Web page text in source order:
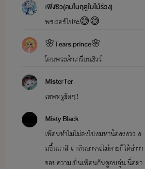
เฟิงชิว(ลมในฤดูใบไม้ร่วง)
พรเว่อร์ไปอะ😅😅
🌸Tears prince🌸
โดนพระเจ้าเกรียนชัวร์
MisterTer
เทพทรูชัดๆ!!
Misty Black
เพื่อนทำไมไม่ลงไปงมหาน้องงงวว ง
มขึ้นมาสิ ถ่าทันอาจจะไม่ตายก็ได้อ่าาา
ชอบความเป็นเพื่อนกันดูอบอุ่น นี่อยา